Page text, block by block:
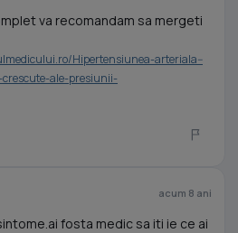
va recomandam sa mergeti
Hipertensiunea-arteriala--
ale-presiunii-
acum 8 ani
fosta medic sa iti ie ce ai